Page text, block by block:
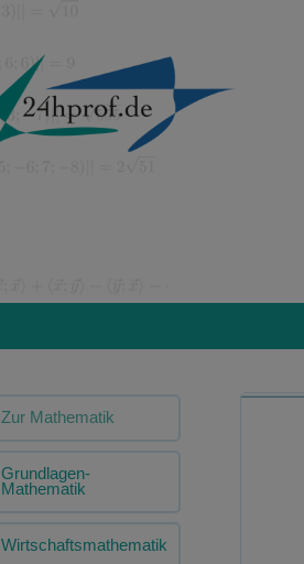
Zur Mathematik
Grundlagen-
Mathematik
Wirtschaftsmathematik